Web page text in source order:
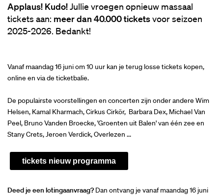
Applaus! Kudo!Jullie vroegen opnieuw massaal
tickets aan: meer dan 40.000 ticketsvoor seizoen
2025-2026. Bedankt!
Vanaf maandag 16 juni om 10 uur kan je terug losse tickets kopen,
online en via de ticketbalie.
De populairste voorstellingen en concerten zijn onder andere Wim
Helsen, Kamal Kharmach, Cirkus Cirkör, Barbara Dex, Michael Van
Peel, Bruno Vanden Broecke, 'Groenten uit Balen' van één zee en
Stany Crets, Jeroen Verdick, Overlezen ...
tickets nieuw programma
Deed je een lotingaanvraag? Dan ontvang je vanaf maandag 16 juni